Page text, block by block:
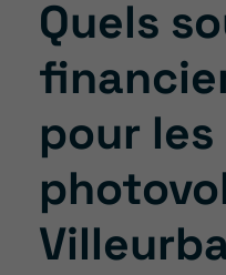
Quels
pour